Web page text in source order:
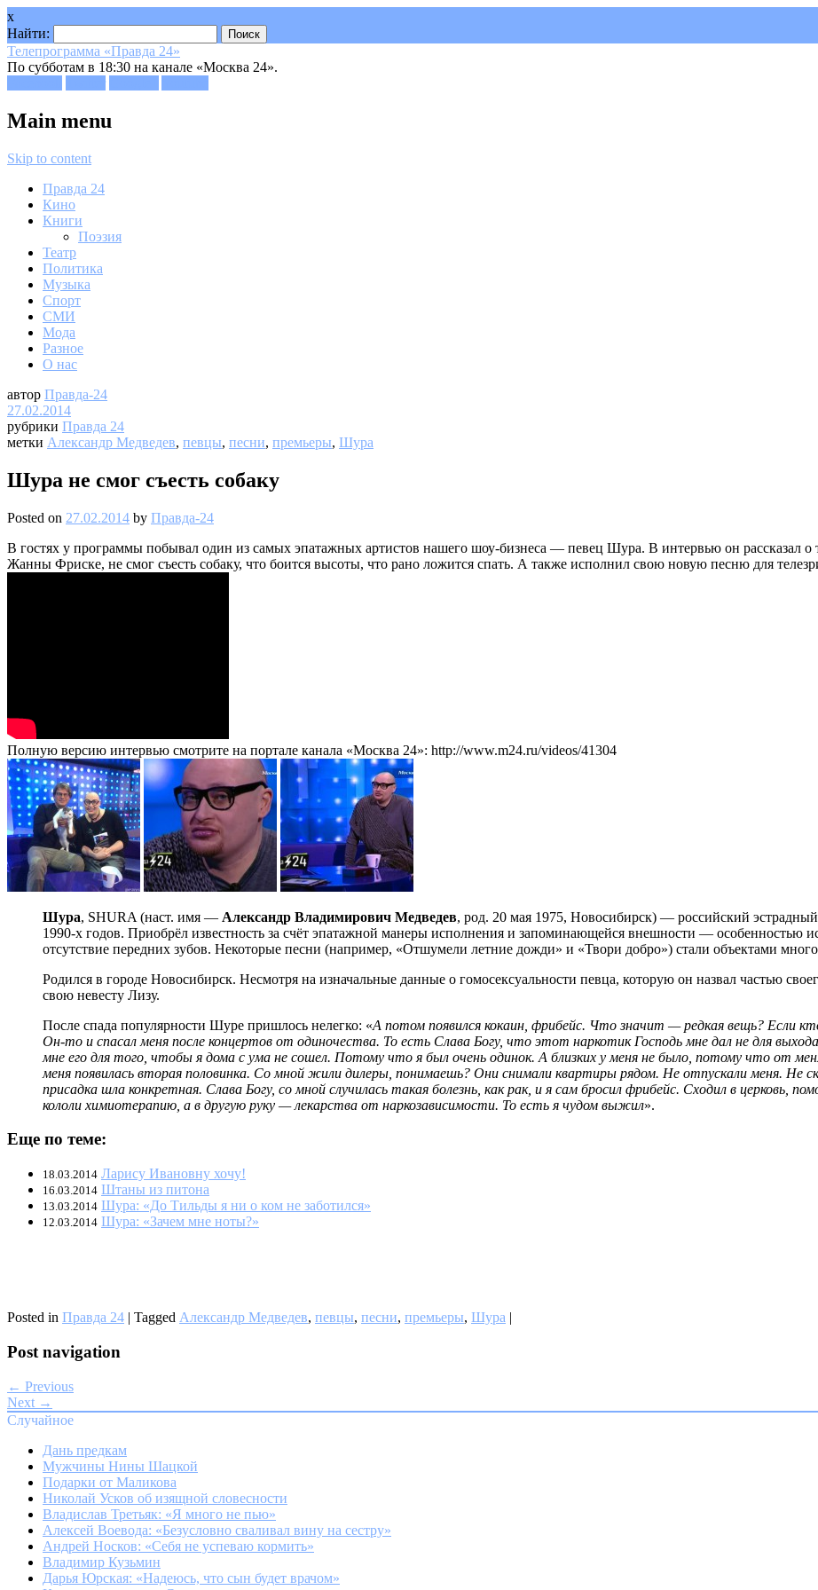
x
Найти:
Телепрограмма «Правда 24»
По субботам в 18:30 на канале «Москва 24».
Main menu
Skip to content
Правда 24
Кино
Книги
Поэзия
Театр
Политика
Музыка
Спорт
СМИ
Мода
Разное
О нас
автор Правда-24
27.02.2014
рубрики Правда 24
метки Александр Медведев, певцы, песни, премьеры, Шура
Шура не смог съесть собаку
Posted on 27.02.2014 by Правда-24
В гостях у программы побывал один из самых эпатажных артистов нашего шоу-бизнеса — певец Шура. В интервью он рассказал о
Жанны Фриске, не смог съесть собаку, что боится высоты, что рано ложится спать. А также исполнил свою новую песню для
Полную версию интервью смотрите на портале канала «Москва 24»: http://www.m24.ru/videos/41304
Шура, SHURA (наст. имя — Александр Владимирович Медведев, род. 20 мая 1975, Новосибирск) — российский
1990-х годов. Приобрёл известность за счёт эпатажной манеры исполнения и запоминающейся внешности — особенностью
отсутствие передних зубов. Некоторые песни (например, «Отшумели летние дожди» и «Твори добро») стали объектами
Родился в городе Новосибирск. Несмотря на изначальные данные о гомосексуальности певца, которую он назвал частью
свою невесту Лизу.
После спада популярности Шуре пришлось нелегко: «А потом появился кокаин, фрибейс. Что значит — редкая вещь? Если
Он-то и спасал меня после концертов от одиночества. То есть Слава Богу, что этот наркотик Господь мне дал не для
мне его для того, чтобы я дома с ума не сошел. Потому что я был очень одинок. А близких у меня не было, потому что от
меня появилась вторая половинка. Со мной жили дилеры, понимаешь? Они снимали квартиры рядом. Не отпускали меня. Не
присадка шла конкретная. Слава Богу, со мной случилась такая болезнь, как рак, и я сам бросил фрибейс. Сходил в церковь,
кололи химиотерапию, а в другую руку — лекарства от наркозависимости. То есть я чудом выжил».
Еще по теме:
18.03.2014 Ларису Ивановну хочу!
16.03.2014 Штаны из питона
13.03.2014 Шура: «До Тильды я ни о ком не заботился»
12.03.2014 Шура: «Зачем мне ноты?»
Posted in Правда 24 | Tagged Александр Медведев, певцы, песни, премьеры, Шура |
Post navigation
← Previous
Next →
Случайное
Дань предкам
Мужчины Нины Шацкой
Подарки от Маликова
Николай Усков об изящной словесности
Владислав Третьяк: «Я много не пью»
Алексей Воевода: «Безусловно сваливал вину на сестру»
Андрей Носков: «Себя не успеваю кормить»
Владимир Кузьмин
Дарья Юрская: «Надеюсь, что сын будет врачом»